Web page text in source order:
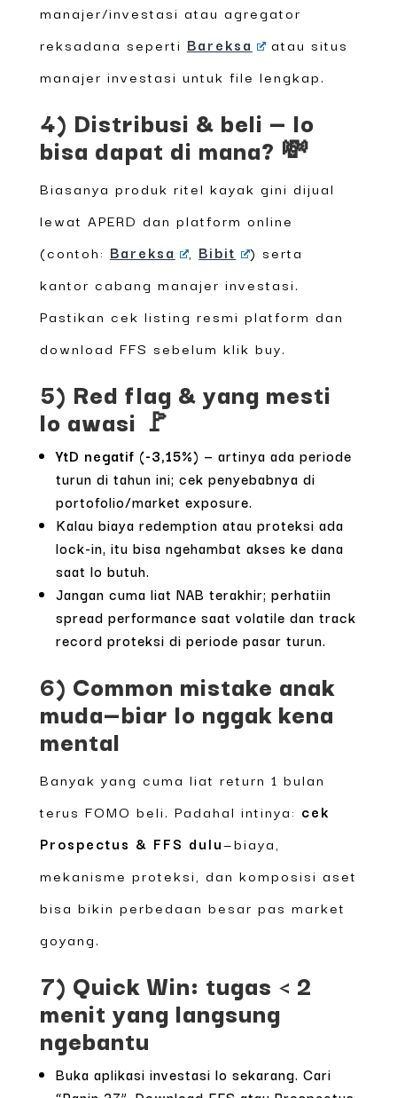
manajer/investasi atau agregator
reksadana seperti Bareksa
atau situs
manajer investasi untuk file lengkap.
4) Distribusi & beli — lo
bisa dapat di mana? 💸
Biasanya produk ritel kayak gini dijual
lewat APERD dan platform online
(contoh: Bareksa Bibit
) serta
kantor cabang manajer investasi.
Pastikan cek listing resmi platform dan
download FFS sebelum klik buy.
5) Red flag & yang mesti
lo awasi 🚩
YtD negatif (-3,15%) — artinya ada periode
turun di tahun ini; cek penyebabnya di
portofolio/market exposure.
Kalau biaya redemption atau proteksi ada
lock-in, itu bisa ngehambat akses ke dana
saat lo butuh.
Jangan cuma liat NAB terakhir; perhatiin
spread performance saat volatile dan track
record proteksi di periode pasar turun.
6) Common mistake anak
muda—biar lo nggak kena
mental
Banyak yang cuma liat return 1 bulan
terus FOMO beli. Padahal intinya: cek
Prospectus & FFS dulu—biaya,
mekanisme proteksi, dan komposisi aset
bisa bikin perbedaan besar pas market
goyang.
7) Quick Win: tugas < 2
menit yang langsung
ngebantu
Buka aplikasi investasi lo sekarang. Cari